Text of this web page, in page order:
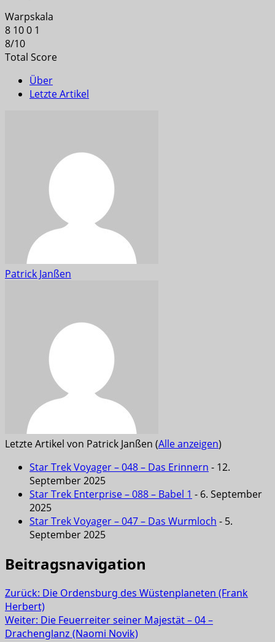
Warpskala
8 100 1
8/10
Total Score
Über
Letzte Artikel
Patrick Janßen
Letzte Artikel von Patrick Janßen (Alle anzeigen)
Star Trek Voyager – 048 – Das Erinnern - 12.
September 2025
Star Trek Enterprise – 088 – Babel 1 - 6. September
2025
Star Trek Voyager – 047 – Das Wurmloch - 5.
September 2025
Beitragsnavigation
Zurück: Die Ordensburg des Wüstenplaneten (Frank
Herbert)
Weiter: Die Feuerreiter seiner Majestät – 04 –
Drachenglanz (Naomi Novik)